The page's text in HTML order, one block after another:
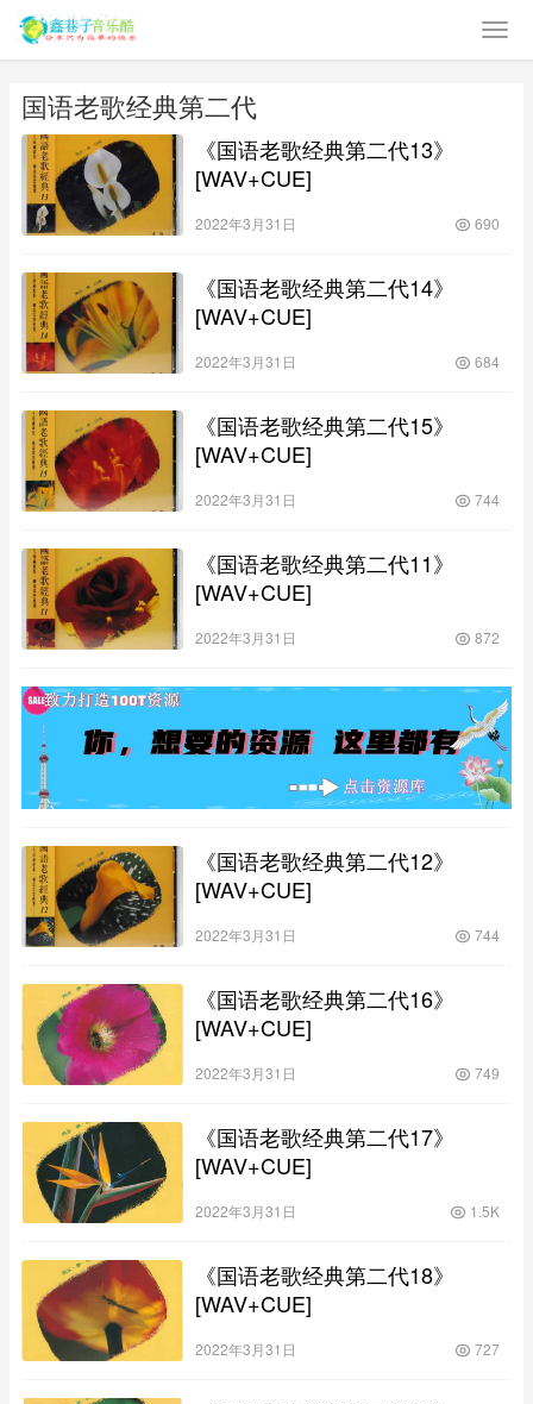
国语老歌经典第二代
《国语老歌经典第二代13》
[WAV+CUE]
2022年3月31日 690
《国语老歌经典第二代14》
[WAV+CUE]
2022年3月31日 684
《国语老歌经典第二代15》
[WAV+CUE]
2022年3月31日 744
《国语老歌经典第二代11》
[WAV+CUE]
2022年3月31日 872
《国语老歌经典第二代12》
[WAV+CUE]
2022年3月31日 744
《国语老歌经典第二代16》
[WAV+CUE]
2022年3月31日 749
《国语老歌经典第二代17》
[WAV+CUE]
2022年3月31日 1.5K
《国语老歌经典第二代18》
[WAV+CUE]
2022年3月31日 727